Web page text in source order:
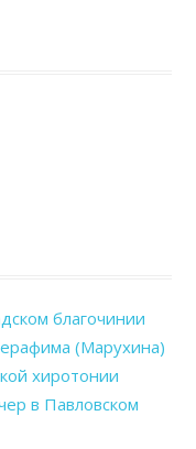
благочинии
(Марухина)
хиротонии
в Павловском